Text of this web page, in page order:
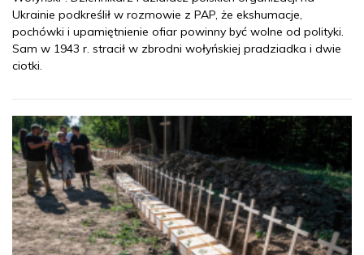
Ukrainie podkreślił w rozmowie z PAP, że ekshumacje,
pochówki i upamiętnienie ofiar powinny być wolne od polityki.
Sam w 1943 r. stracił w zbrodni wołyńskiej pradziadka i dwie
ciotki.